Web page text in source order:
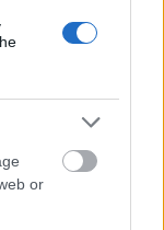
or
a műfaji
egyedi
Off-
-val, a
meg kapuit a
és
Színház